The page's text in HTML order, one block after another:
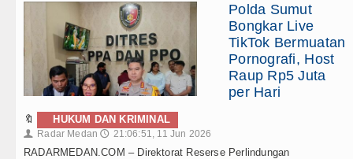
Polda Sumut
Bongkar Live
TikTok Bermuatan
Pornografi, Host
Raup Rp5 Juta
per Hari
🔖 HUKUM DAN KRIMINAL
👤 Radar Medan 🕔 21:06:51, 11 Jun 2026
RADARMEDAN.COM – Direktorat Reserse Perlindungan